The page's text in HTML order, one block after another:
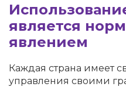
является
явлением
Каждая страна имеет
управления своими